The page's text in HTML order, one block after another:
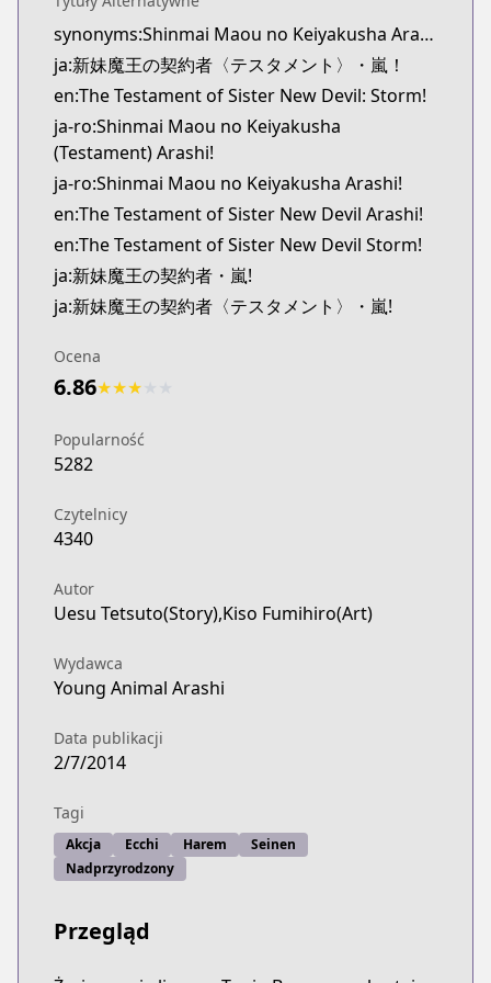
Official English
http://www.sevenseasentertainment.com/synonyms:Shinmai Maou no Keiyakusha Arashi
ja:新妹魔王の契約者〈テスタメント〉・嵐！
en:The Testament of Sister New Devil: Storm!
ja-ro:Shinmai Maou no Keiyakusha
(Testament) Arashi!
ja-ro:Shinmai Maou no Keiyakusha Arashi!
en:The Testament of Sister New Devil Arashi!
en:The Testament of Sister New Devil Storm!
ja:新妹魔王の契約者・嵐!
ja:新妹魔王の契約者〈テスタメント〉・嵐!
Ocena
6.86★★★
Popularność
5282
Czytelnicy
4340
Autor
Uesu Tetsuto(Story),Kiso Fumihiro(Art)
Wydawca
Young Animal Arashi
Data publikacji
2/7/2014
Tagi
Akcja Ecchi Harem
Seinen
Nadprzyrodzony
Przegląd